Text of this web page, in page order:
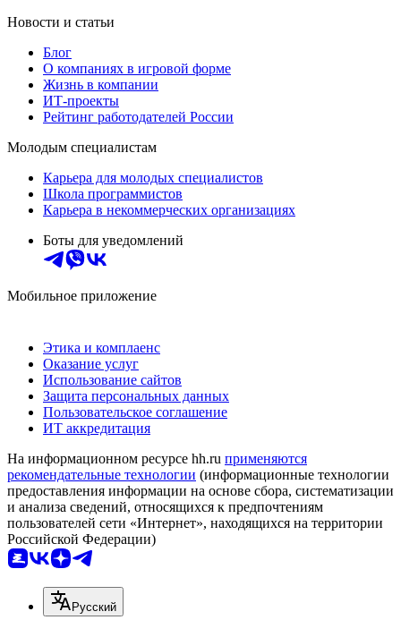
Новости и статьи
Блог
О компаниях в игровой форме
Жизнь в компании
ИТ-проекты
Рейтинг работодателей России
Молодым специалистам
Карьера для молодых специалистов
Школа программистов
Карьера в некоммерческих организациях
Боты для уведомлений
Мобильное приложение
Этика и комплаенс
Оказание услуг
Использование сайтов
Защита персональных данных
Пользовательское соглашение
ИТ аккредитация
На информационном ресурсе hh.ru применяются
рекомендательные технологии (информационные технологии
предоставления информации на основе сбора, систематизации
и анализа сведений, относящихся к предпочтениям
пользователей сети «Интернет», находящихся на территории
Российской Федерации)
Русский